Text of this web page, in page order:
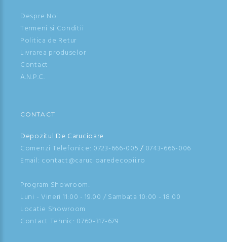
Despre Noi
Termeni si Conditii
Politica de Retur
Livrarea produselor
Contact
A.N.P.C.
CONTACT
Depozitul De Carucioare
Comenzi Telefonice: 0723-666-005 / 0743-666-006
Email: contact@carucioaredecopii.ro
Program Showroom:
Luni - Vineri 11:00 - 19.00 / Sambata 10:00 - 18:00
Locatie Showroom
Contact Tehnic: 0760-317-679